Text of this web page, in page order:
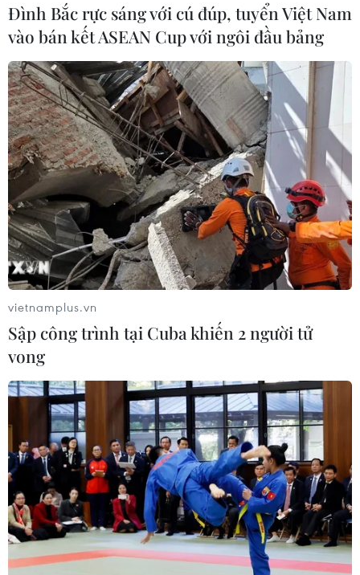
Độc đáo mẫu du thuyền 'trong suốt' nhờ
công nghệ in 3D
30/03/2023 03:11
Một nhà thiết kế du thuyền vừa gây chú ý khi giới thiệu
mẫu du thuyền hạng sang mang tên Pegasus, với hình
dáng độc đáo và sử dụng công nghệ ít gây hại tới môi
trường.
Công ty khởi nghiệp Tây Ban Nha gây sốc
với sản phẩm "bít tết in 3D"
13/08/2021 04:55
Giám đốc phát triển kinh doanh Alexandre Campos của
Novameat cho biết, công ty có kế hoạch bán loại bít tết
Đình Bắc rực sáng với cú đúp, tuyển Việt Nam
vào bán kết ASEAN Cup với ngôi đầu bảng
vietnamplus.vn
Sập công trình tại Cuba khiến 2 người tử
vong